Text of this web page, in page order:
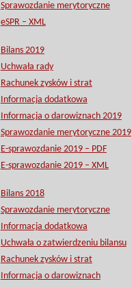
Sprawozdanie merytoryczne
eSPR – XML
Bilans 2019
Uchwała rady
Rachunek zysków i strat
Informacja dodatkowa
Informacja o darowiznach 2019
Sprawozdanie merytoryczne 2019
E-sprawozdanie 2019 – PDF
E-sprawozdanie 2019 – XML
Bilans 2018
Sprawozdanie merytoryczne
Informacja dodatkowa
Uchwała o zatwierdzeniu bilansu
Rachunek zysków i strat
Informacja o darowiznach